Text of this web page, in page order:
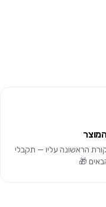
הראשונה עליו — תקבלי